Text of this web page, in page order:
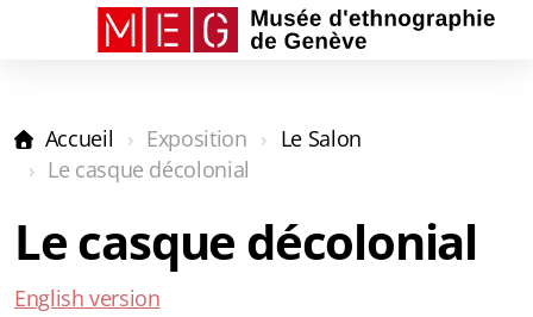
Accueil Exposition
Le Salon
Le casque décolonial
Le casque décolonial
English version
La Collection
Les Capsules
Audioguides